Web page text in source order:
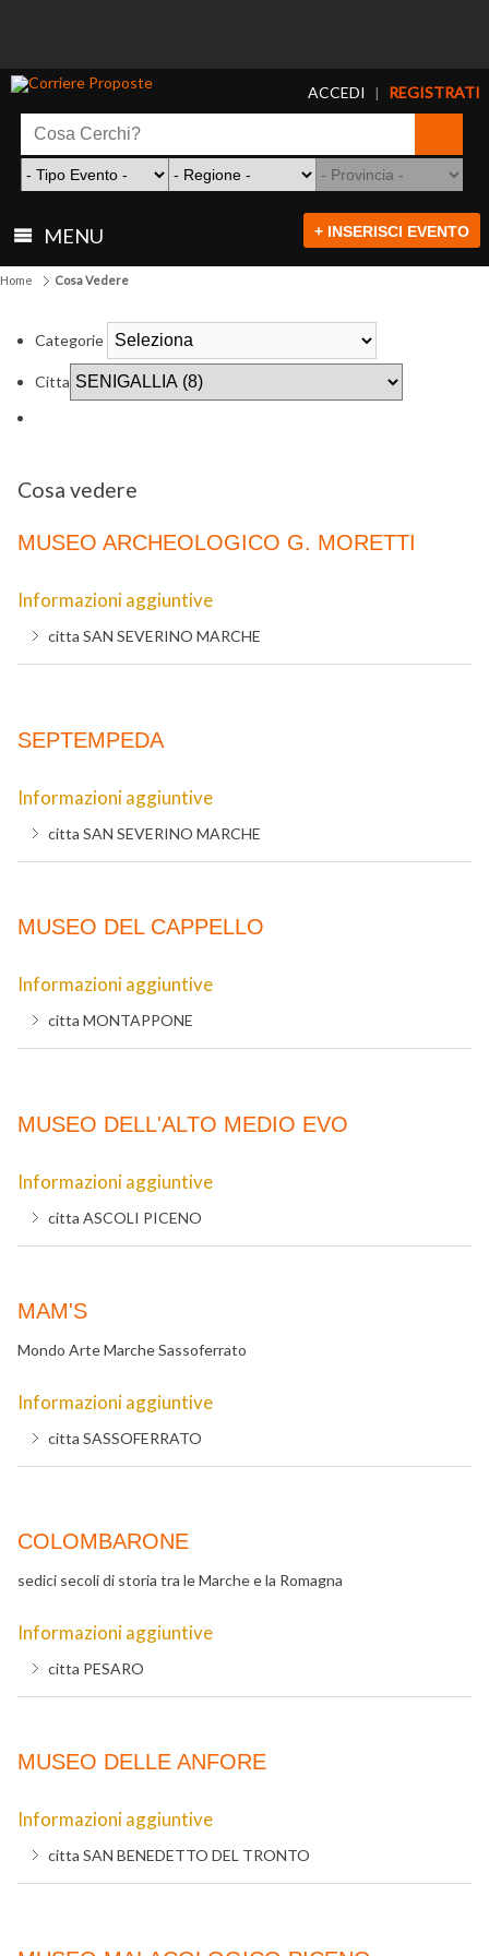
ACCEDI | REGISTRATI
MENU + INSERISCI EVENTO
Home Cosa Vedere
Categorie
Citta
Cosa vedere
MUSEO ARCHEOLOGICO G. MORETTI
Informazioni aggiuntive
citta SAN SEVERINO MARCHE
SEPTEMPEDA
Informazioni aggiuntive
citta SAN SEVERINO MARCHE
MUSEO DEL CAPPELLO
Informazioni aggiuntive
citta MONTAPPONE
MUSEO DELL'ALTO MEDIO EVO
Informazioni aggiuntive
citta ASCOLI PICENO
MAM'S
Mondo Arte Marche Sassoferrato
Informazioni aggiuntive
citta SASSOFERRATO
COLOMBARONE
sedici secoli di storia tra le Marche e la Romagna
Informazioni aggiuntive
citta PESARO
MUSEO DELLE ANFORE
Informazioni aggiuntive
citta SAN BENEDETTO DEL TRONTO